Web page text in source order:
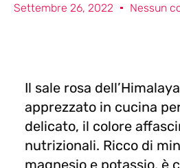
Settembre 26, 2022 Nessun
Il sale rosa
apprezzato in cucina
delicato, il colore
nutrizionali. Ricco di
magnesio e potassio, è